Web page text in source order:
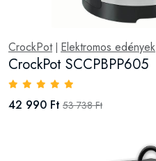
CrockPot| Elektromos edények
CrockPot SCCPBPP605
42 990 Ft 53 738 Ft